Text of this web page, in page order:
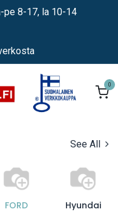
pe 8-17, la 10-14
0
See All
FORD Hyundai